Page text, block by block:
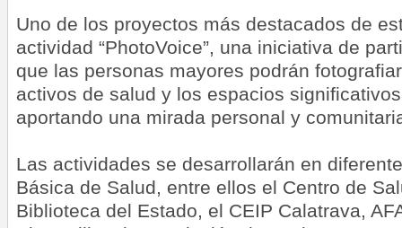
Uno de los proyectos más destacados de
actividad “PhotoVoice”, una iniciativa de
que las personas mayores podrán
activos de salud y los espacios
aportando una mirada personal y
Las actividades se desarrollarán en
Básica de Salud, entre ellos el Centro de
Biblioteca del Estado, el CEIP Calatrava,